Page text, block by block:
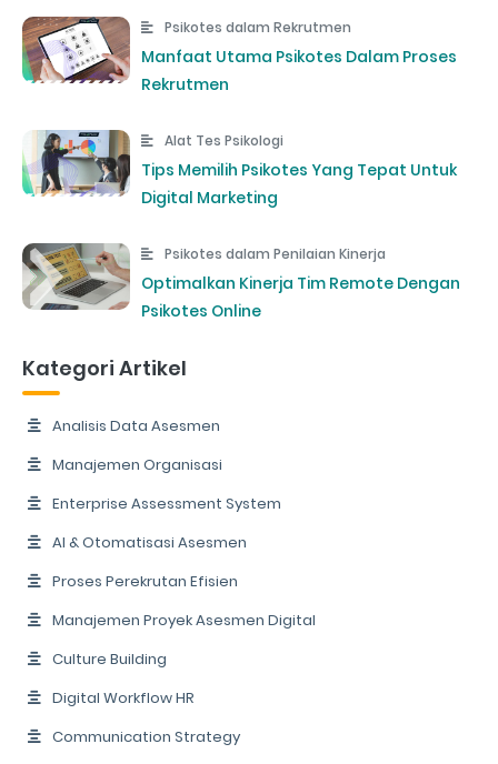
Psikotes dalam Rekrutmen
Manfaat Utama Psikotes Dalam Proses
Rekrutmen
Alat Tes Psikologi
Tips Memilih Psikotes Yang Tepat Untuk
Digital Marketing
Psikotes dalam Penilaian Kinerja
Optimalkan Kinerja Tim Remote Dengan
Psikotes Online
Kategori Artikel
Analisis Data Asesmen
Manajemen Organisasi
Enterprise Assessment System
AI & Otomatisasi Asesmen
Proses Perekrutan Efisien
Manajemen Proyek Asesmen Digital
Culture Building
Digital Workflow HR
Communication Strategy